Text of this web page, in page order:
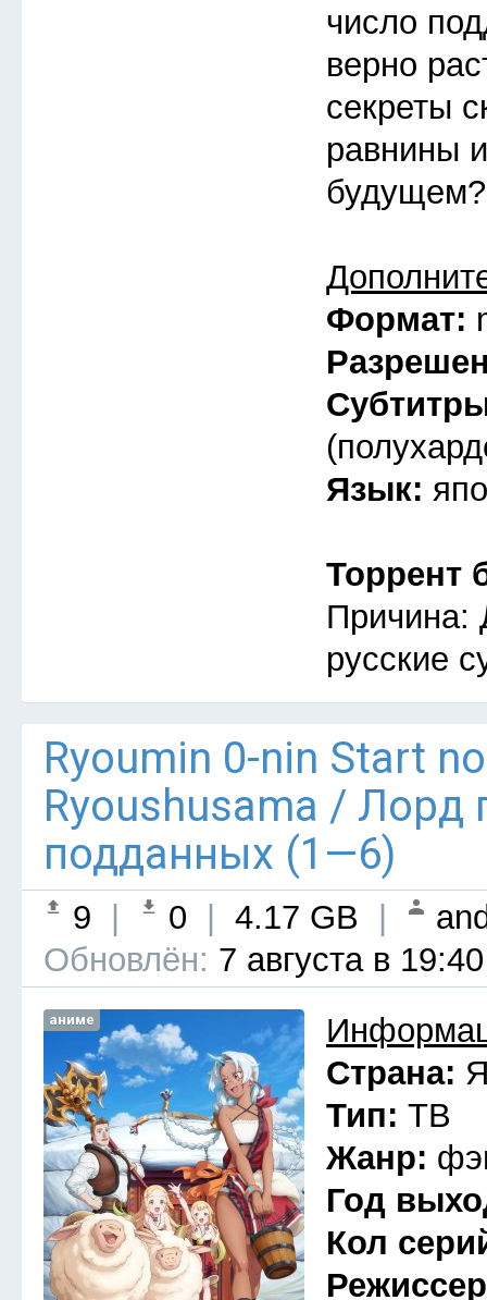
число
верно
секреты
равнины
будущем?
Формат:
Язык:
Торрент
Причина:
русские
Ryoumin 0-nin Start
Ryoushusama / Лорд
подданных (1—6)
9 0 4.17 GB
Обновлён: 7 августа в 19:40
аниме
Страна:
Тип: ТВ
Жанр:
Год
Кол